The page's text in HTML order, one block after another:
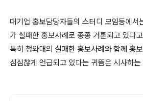
대기업 홍보담당자들의 스터디 모임등에서
가 실패한 홍보사례로 종종 거론되고 있다
특히 청와대의 실패한 홍보사례와 함께 홍
심심챦게 언급되고 있다는 귀뜸은 시사하